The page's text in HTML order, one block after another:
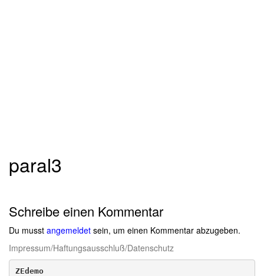
paral3
Schreibe einen Kommentar
Du musst angemeldet sein, um einen Kommentar abzugeben.
Impressum/Haftungsausschluß/Datenschutz
ZEdemo